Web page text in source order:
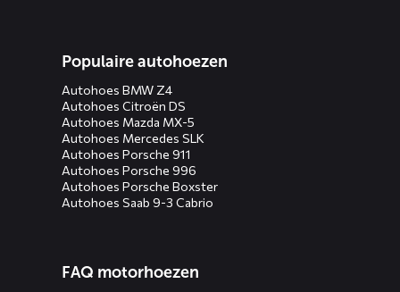
Populaire autohoezen
Autohoes BMW Z4
Autohoes Citroën DS
Autohoes Mazda MX-5
Autohoes Mercedes SLK
Autohoes Porsche 911
Autohoes Porsche 996
Autohoes Porsche Boxster
Autohoes Saab 9-3 Cabrio
FAQ motorhoezen